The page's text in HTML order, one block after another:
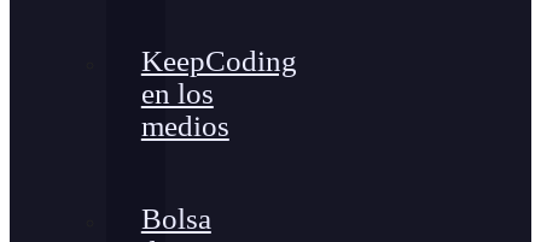
KeepCoding
en los
medios
Bolsa